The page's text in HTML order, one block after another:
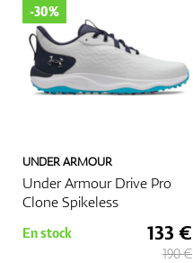
UNDER ARMOUR
Under Armour Drive Pro
Clone Spikeless
-30%
En stock 133 €
190 €